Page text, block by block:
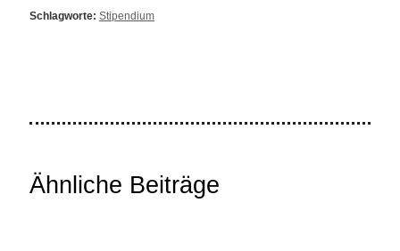
Schlagworte: Stipendium
Ähnliche Beiträge